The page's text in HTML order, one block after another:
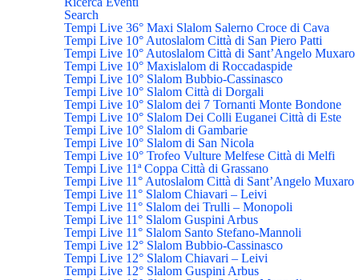
Search
Tempi Live 36° Maxi Slalom Salerno Croce di Cava
Tempi Live 10° Autoslalom Città di San Piero Patti
Tempi Live 10° Autoslalom Città di Sant’Angelo Muxaro
Tempi Live 10° Maxislalom di Roccadaspide
Tempi Live 10° Slalom Bubbio-Cassinasco
Tempi Live 10° Slalom Città di Dorgali
Tempi Live 10° Slalom dei 7 Tornanti Monte Bondone
Tempi Live 10° Slalom Dei Colli Euganei Città di Este
Tempi Live 10° Slalom di Gambarie
Tempi Live 10° Slalom di San Nicola
Tempi Live 10° Trofeo Vulture Melfese Città di Melfi
Tempi Live 11ª Coppa Città di Grassano
Tempi Live 11° Autoslalom Città di Sant’Angelo Muxaro
Tempi Live 11° Slalom Chiavari – Leivi
Tempi Live 11° Slalom dei Trulli – Monopoli
Tempi Live 11° Slalom Guspini Arbus
Tempi Live 11° Slalom Santo Stefano-Mannoli
Tempi Live 12° Slalom Bubbio-Cassinasco
Tempi Live 12° Slalom Chiavari – Leivi
Tempi Live 12° Slalom Guspini Arbus